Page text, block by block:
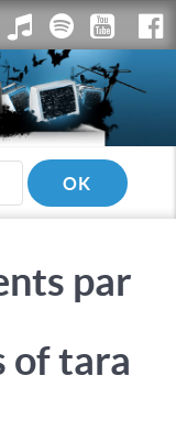
par
of tara